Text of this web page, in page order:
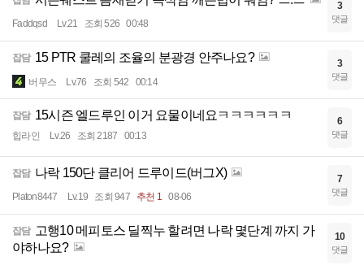
Faddqsd Lv.21 조회 526 00:48
3
댓글
잡담 15 PTR 쿨레의 조율의 분광경 안주나요?
버무스 Lv.76 조회 542 00:14
3
댓글
잡담 15시즌 엘드루인 이거 요물이네요ㅋㅋㅋㅋㅋㅋ
힙라인 Lv.26 조회 2187 00:13
6
댓글
잡담 나락 150단 클리어 드루이드(버그X)
Platon8447 Lv.19 조회 947 추천 1 08-06
7
댓글
잡담 고행10 메피토스 딜찍누 할려면 나락 몇단계 까지 가
야하나요?
10
댓글